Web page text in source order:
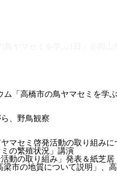
ム「高橋市の鳥ヤマセミを学
、野鳥観察
マセミ啓発活動の取り組み
の繁殖状況」講演
動の取り組み」発表＆紙芝
梁市の地質について説明」、